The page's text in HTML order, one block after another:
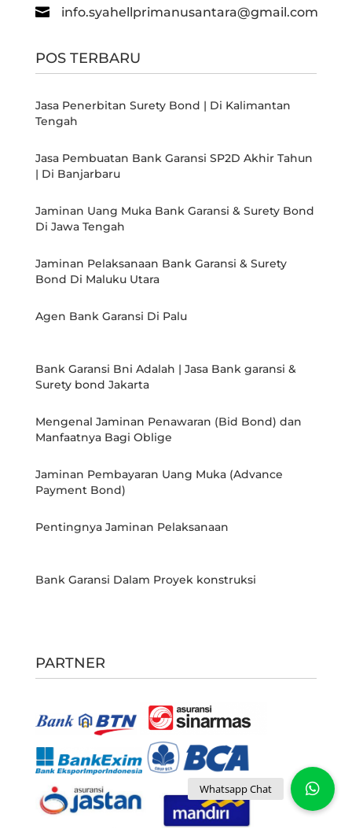
 info.syahellprimanusantara@gmail.com
POS TERBARU
Jasa Penerbitan Surety Bond | Di Kalimantan
Tengah
Jasa Pembuatan Bank Garansi SP2D Akhir Tahun
| Di Banjarbaru
Jaminan Uang Muka Bank Garansi & Surety Bond
Di Jawa Tengah
Jaminan Pelaksanaan Bank Garansi & Surety
Bond Di Maluku Utara
Agen Bank Garansi Di Palu
Bank Garansi Bni Adalah | Jasa Bank garansi &
Surety bond Jakarta
Mengenal Jaminan Penawaran (Bid Bond) dan
Manfaatnya Bagi Oblige
Jaminan Pembayaran Uang Muka (Advance
Payment Bond)
Pentingnya Jaminan Pelaksanaan
Bank Garansi Dalam Proyek konstruksi
PARTNER